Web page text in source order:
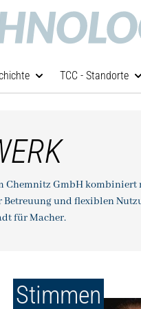
TCC - Standorte
Chemnitz GmbH kombiniert
und flexiblen
für Macher.
Stimmen